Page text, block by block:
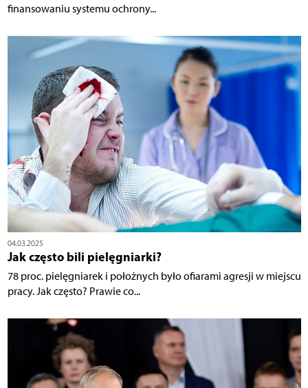
finansowaniu systemu ochrony...
04.03.2025
Jak często bili pielęgniarki?
78 proc. pielęgniarek i położnych było ofiarami agresji w miejscu
pracy. Jak często? Prawie co...